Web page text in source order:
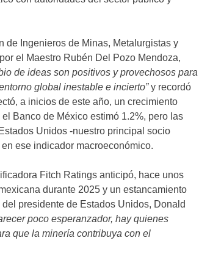
de Ingenieros de Minas, Metalurgistas y
el Maestro Rubén Del Pozo Mendoza,
de ideas son positivos y provechosos para
global inestable e incierto”y recordó
a inicios de este año, un crecimiento
Banco de México estimó 1.2%, pero las
Unidos -nuestro principal socio
ese indicador macroeconómico.
Fitch Ratings anticipó, hace unos
durante 2025 y un estancamiento
presidente de Estados Unidos, Donald
poco esperanzador, hay quienes
que la minería contribuya con el